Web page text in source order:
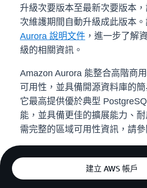
升級次要版本至最新次要版本
次維護期間自動升級成此版本。
Aurora 說明文件 ，進一步了解
級的相關資訊。
Amazon Aurora 能整合高階商
可用性，並具備開源資料庫的
它最高提供優於典型
能，並具備更佳的擴展能力、
需完整的區域可用性資訊，請參
建立 AWS 帳戶